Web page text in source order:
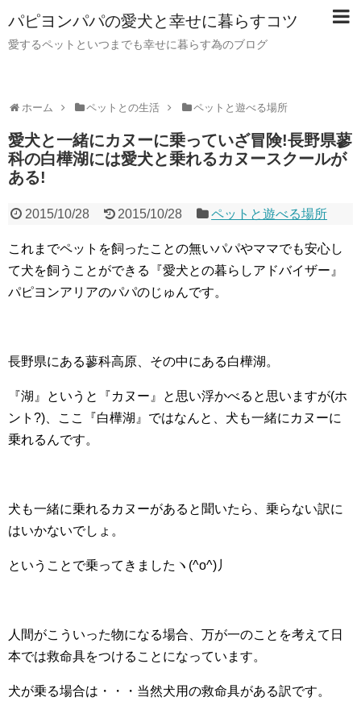
パピヨンパパの愛犬と幸せに暮らすコツ
愛するペットといつまでも幸せに暮らす為のブログ
ホーム ペットとの生活 ペットと遊べる場所
愛犬と一緒にカヌーに乗っていざ冒険!長野県蓼
科の白樺湖には愛犬と乗れるカヌースクールが
ある!
2015/10/28 2015/10/28 ペットと遊べる場所
これまでペットを飼ったことの無いパパやママでも安心し
て犬を飼うことができる『愛犬との暮らしアドバイザー』
パピヨンアリアのパパのじゅんです。
長野県にある蓼科高原、その中にある白樺湖。
『湖』というと『カヌー』と思い浮かべると思いますが(ホ
ント?)、ここ『白樺湖』ではなんと、犬も一緒にカヌーに
乗れるんです。
犬も一緒に乗れるカヌーがあると聞いたら、乗らない訳に
はいかないでしょ。
ということで乗ってきましたヽ(^o^)丿
人間がこういった物になる場合、万が一のことを考えて日
本では救命具をつけることになっています。
犬が乗る場合は・・・当然犬用の救命具がある訳です。